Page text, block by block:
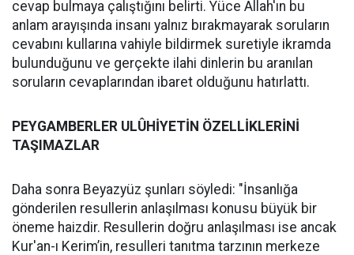
cevap bulmaya çalıştığını belirti. Yüce Allah'ın bu
anlam arayışında insanı yalnız bırakmayarak soruların
cevabını kullarına vahiyle bildirmek suretiyle ikramda
bulunduğunu ve gerçekte ilahi dinlerin bu aranılan
soruların cevaplarından ibaret olduğunu hatırlattı.
PEYGAMBERLER ULÛHİYETİN ÖZELLİKLERİNİ
TAŞIMAZLAR
Daha sonra Beyazyüz şunları söyledi: "İnsanlığa
gönderilen resullerin anlaşılması konusu büyük bir
öneme haizdir. Resullerin doğru anlaşılması ise ancak
Kur'an-ı Kerim’in, resulleri tanıtma tarzının merkeze